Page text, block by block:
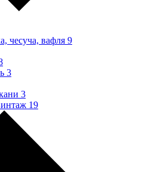
чесуча, вафля 9
3
3
19